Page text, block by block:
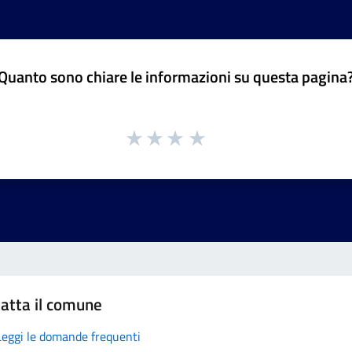
sono chiare le informazioni su questa
il comune
le domande frequenti